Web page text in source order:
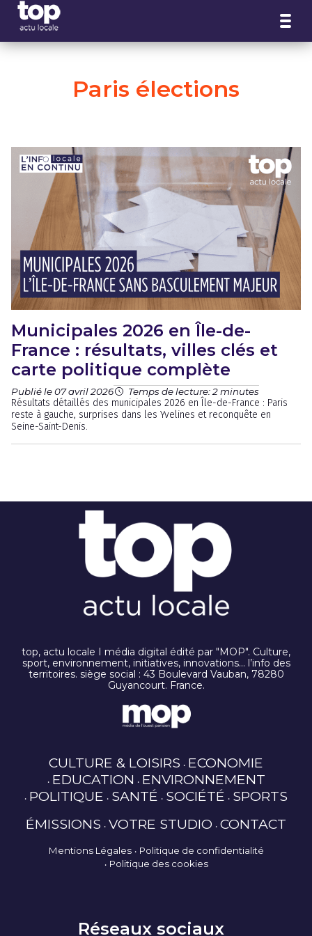
Paris élections
Municipales 2026 en Île-de-
France : résultats, villes clés et
carte politique complète
Publié le 07 avril 2026 Temps de lecture: 2 minutes
Résultats détaillés des municipales 2026 en Île-de-France : Paris
reste à gauche, surprises dans les Yvelines et reconquête en
Seine-Saint-Denis.
top, actu locale I média digital édité par "MOP". Culture,
sport, environnement, initiatives, innovations… l’info des
territoires. siège social : 43 Boulevard Vauban, 78280
Guyancourt. France.
CULTURE & LOISIRS ECONOMIE
EDUCATION ENVIRONNEMENT
POLITIQUE SANTÉ SOCIÉTÉ SPORTS
ÉMISSIONS VOTRE STUDIO CONTACT
Mentions Légales
Politique de confidentialité
Politique des cookies
Réseaux sociaux
Panneau de gestion des cookies